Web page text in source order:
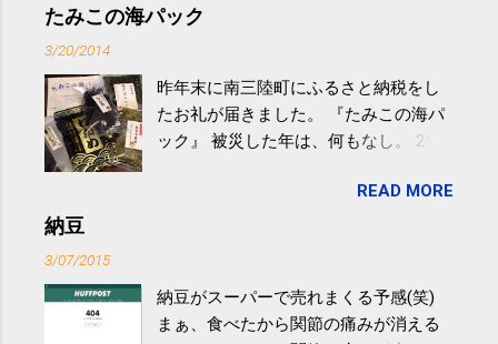
するものだけが運動ではない。 食べ
けると改善する、との結果を筑波大の
研究チームが発表した。改善が期待で
きるのは、過度の飲酒が原因ではない
減らなくても効果があるという。 正田
波大「減量しなくても効果」 - ニュー
ス - アピタル（医療・健康）
たみこの海パック
3/20/2014
昨年末に南三陸町にふるさと納税をし
たお礼が届きました。 『たみこの海パ
ック』 被災した年は、何もなし。 2年
が『たみこの海パック』。 ボランティ
全く考えていなかったので、貰えると
少しづつ復興してる感が伝わってきて
READ MORE
納豆
3/07/2015
納豆がスーパーで売れまくる予感(笑)
まぁ、食べたから関節の痛みが消える